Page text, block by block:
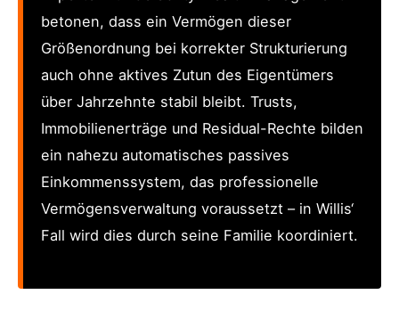
betonen, dass ein Vermögen dieser
Größenordnung bei korrekter Strukturierung
auch ohne aktives Zutun des Eigentümers
über Jahrzehnte stabil bleibt. Trusts,
Immobilienerträge und Residual-Rechte bilden
ein nahezu automatisches passives
Einkommenssystem, das professionelle
Vermögensverwaltung voraussetzt – in Willis‘
Fall wird dies durch seine Familie koordiniert.